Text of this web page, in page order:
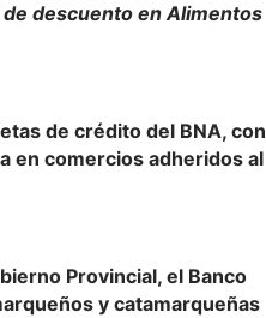
descuento en Alimentos
de crédito del BNA, con
en comercios adheridos al
Provincial, el Banco
y catamarqueñas